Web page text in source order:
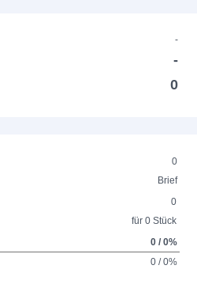
-
-
0
0
Brief
0
für 0 Stück
0 / 0%
0 / 0%